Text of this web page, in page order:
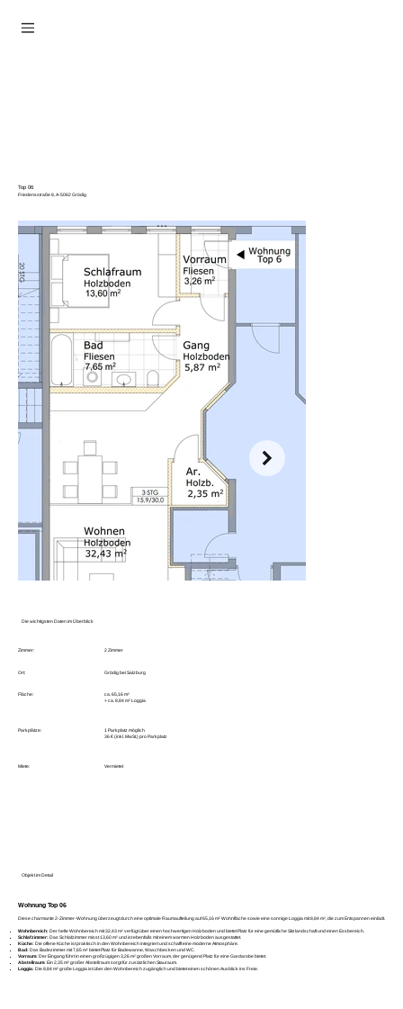
Top 06
Friedensstraße 8, A-5082 Grödig
Die wichtigsten Daten im Überblick
Zimmer:
Ort:
Fläche:
Parkplätze:
Miete:
2 Zimmer
Grödig bei Salzburg
ca. 65,16 m²
+ ca. 8,84 m² Loggia
Vermietet
1 Parkplatz möglich
36 € (inkl. MwSt.) pro Parkplatz
Objekt im Detail
Wohnung Top 06
Diese charmante 2-Zimmer-Wohnung überzeugt durch eine optimale Raumaufteilung auf 65,16 m² Wohnfläche sowie eine sonnige Loggia mit 8,84 m², die zum Entspannen einlädt.
Wohnbereich: Der helle Wohnbereich mit 32,43 m² verfügt über einen hochwertigen Holzboden und bietet Platz für eine gemütliche Sitzlandschaft und einen Essbereich.
Schlafzimmer: Das Schlafzimmer misst 13,60 m² und ist ebenfalls mit einem warmen Holzboden ausgestattet.
Küche: Die offene Küche ist praktisch in den Wohnbereich integriert und schafft eine moderne Atmosphäre.
Bad: Das Badezimmer mit 7,65 m² bietet Platz für Badewanne, Waschbecken und WC.
Vorraum: Der Eingang führt in einen großzügigen 3,26 m² großen Vorraum, der genügend Platz für eine Gardarobe bietet.
Abstellraum: Ein 2,35 m² großer Abstellraum sorgt für zusätzlichen Stauraum.
Loggia: Die 8,84 m² große Loggia ist über den Wohnbereich zugänglich und bietet einen schönen Ausblick ins Freie.